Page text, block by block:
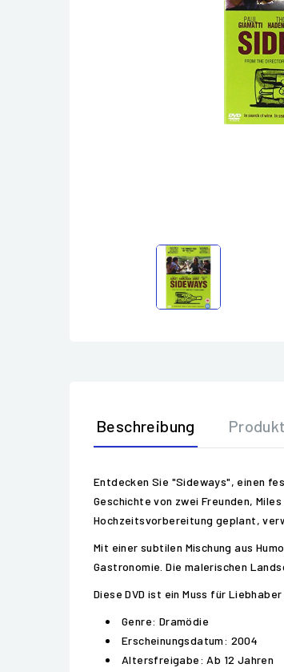
Beschreibung
Entdecken Sie "Sideways", einen
Geschichte von zwei Freunden,
Hochzeitsvorbereitung geplant,
Mit einer subtilen Mischung aus
Gastronomie. Die malerischen
Diese DVD ist ein Muss für
Genre: Dramödie
Erscheinungsdatum: 2004
Altersfreigabe: Ab 12 Jahren